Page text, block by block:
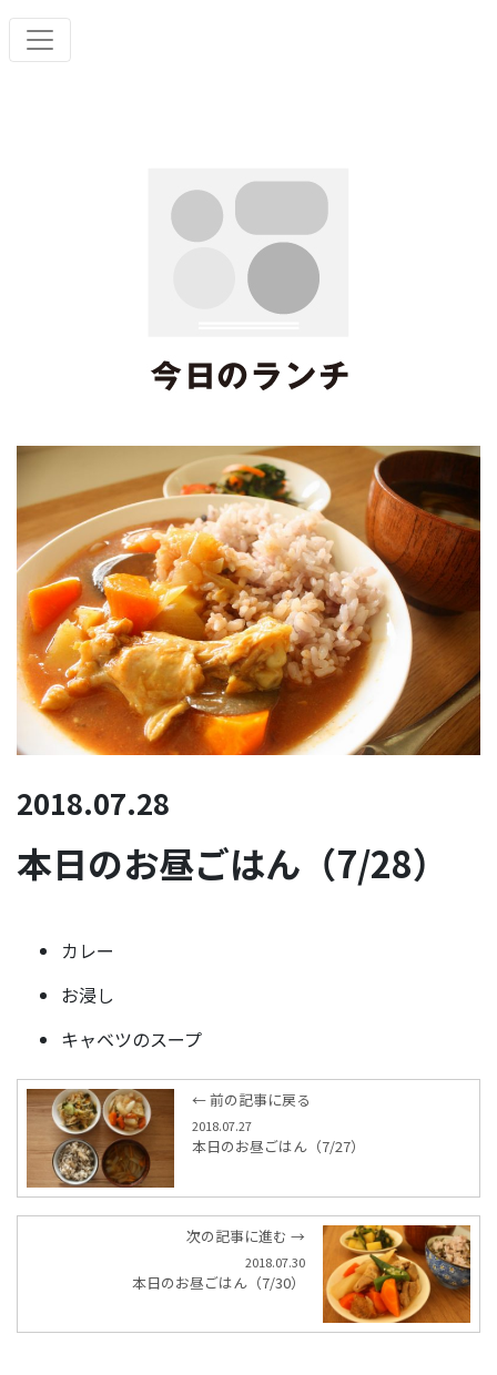
2018.07.28
本日のお昼ごはん（7/28）
カレー
お浸し
キャベツのスープ
← 前の記事に戻る
2018.07.27
本日のお昼ごはん（7/27）
次の記事に進む →
2018.07.30
本日のお昼ごはん（7/30）